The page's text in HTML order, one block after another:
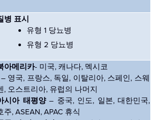
병 표시
유형 1 당뇨병
유형 2 당뇨병
아메리카- 미국, 캐나다, 멕시코
– 영국, 프랑스, 독일, 이탈리아, 스페인, 스웨
, 오스트리아, 유럽의 나머지
시아 태평양– 중국, 인도, 일본, 대한민국,
주, ASEAN, APAC 휴식